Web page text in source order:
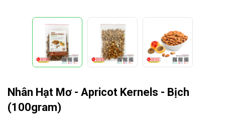
Nhân Hạt Mơ - Apricot Kernels - Bịch
(100gram)